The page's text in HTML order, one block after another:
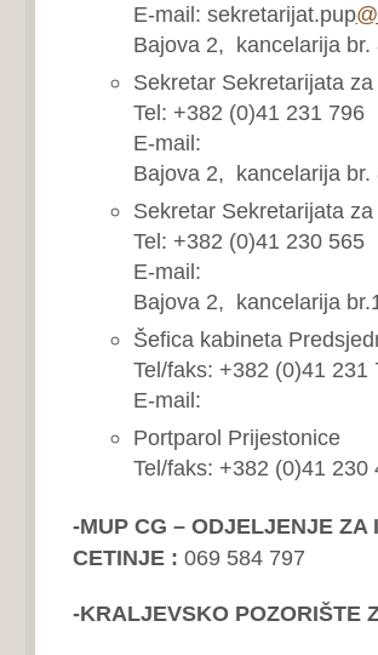
E-mail: sekretarijat.pup
Bajova 2, kancelarija br.
Sekretar Sekretarijata
Tel: +382 (0)41 231 796
E-mail:
Bajova 2, kancelarija br.
Sekretar Sekretarijata
Tel: +382 (0)41 230 565
E-mail:
Bajova 2, kancelarija
Šefica kabineta
Tel/faks: +382 (0)41
E-mail:
Portparol Prijestonice
Tel/faks: +382 (0)41
-MUP CG – ODJELJENJE ZA
CETINJE: 069 584 797
-KRALJEVSKO POZORIŠTE